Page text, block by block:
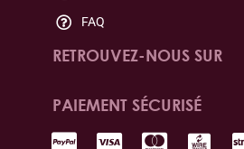
FAQ
RETROUVEZ-NOUS SUR
PAIEMENT SÉCURISÉ